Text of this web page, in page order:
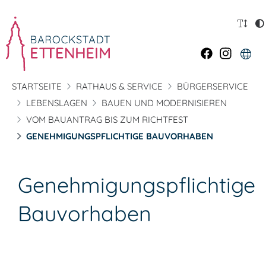
STARTSEITE RATHAUS & SERVICE
BÜRGERSERVICE
LEBENSLAGEN
BAUEN UND MODERNISIEREN
VOM BAUANTRAG BIS ZUM RICHTFEST
GENEHMIGUNGSPFLICHTIGE BAUVORHABEN
Genehmigungspflichtige
Bauvorhaben